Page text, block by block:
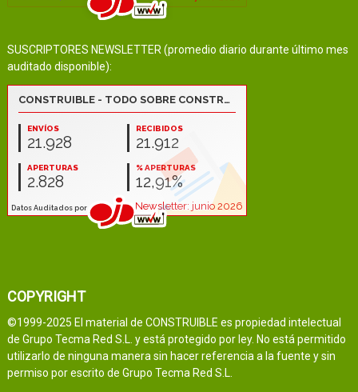
SUSCRIPTORES NEWSLETTER (promedio diario durante último mes
auditado disponible):
COPYRIGHT
©1999-2025 El material de CONSTRUIBLE es propiedad intelectual
de Grupo Tecma Red S.L. y está protegido por ley. No está permitido
utilizarlo de ninguna manera sin hacer referencia a la fuente y sin
permiso por escrito de Grupo Tecma Red S.L.